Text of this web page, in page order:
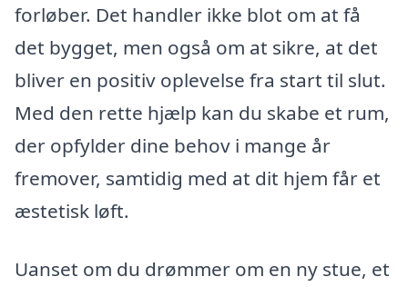
forløber. Det handler ikke blot om at få
det bygget, men også om at sikre, at det
bliver en positiv oplevelse fra start til slut.
Med den rette hjælp kan du skabe et rum,
der opfylder dine behov i mange år
fremover, samtidig med at dit hjem får et
æstetisk løft.
Uanset om du drømmer om en ny stue, et